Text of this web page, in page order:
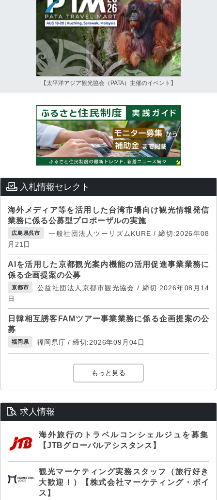
【太平洋アジア観光協会（PATA）主催のイベント】
入札情報セレクト
海外メディア等を活用した台湾市場向け観光情報発信
業務に係る公募型プロポーザルの実施
広島県呉市
一般社団法人ツーリズムKURE / 締切:2026年08
月21日
AIを活用した京都観光案内機能の活用促進事業業務に
係る企画提案の公募
京都市
公益社団法人京都市観光協会 / 締切:2026年08月14
日
日韓相互誘客FAMツアー事業業務に係る企画提案の公
募
福岡県 福岡県庁 / 締切:2026年09月04日
もっと見る
求人情報
海外旅行のトラベルコンシェルジュを募集
【JTBグローバルアシスタンス】
観光マーケティング実務スタッフ（旅行好き
大歓迎！）【株式会社マーケティング・ボイ
ス】